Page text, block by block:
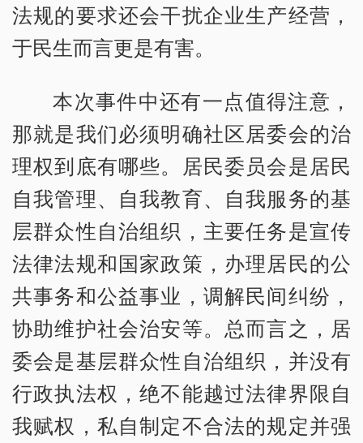
法规的要求还会干扰企业生产经营，
于民生而言更是有害。
本次事件中还有一点值得注意，
那就是我们必须明确社区居委会的治
理权到底有哪些。居民委员会是居民
自我管理、自我教育、自我服务的基
层群众性自治组织，主要任务是宣传
法律法规和国家政策，办理居民的公
共事务和公益事业，调解民间纠纷，
协助维护社会治安等。总而言之，居
委会是基层群众性自治组织，并没有
行政执法权，绝不能越过法律界限自
我赋权，私自制定不合法的规定并强